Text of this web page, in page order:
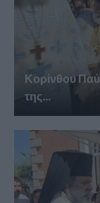
Κορίνθου
της...